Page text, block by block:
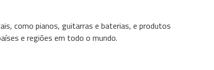
como pianos, guitarras e baterias, e produtos
e regiões em todo o mundo.